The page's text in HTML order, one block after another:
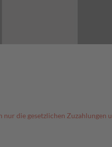
nur die gesetzlichen Zuzahlungen